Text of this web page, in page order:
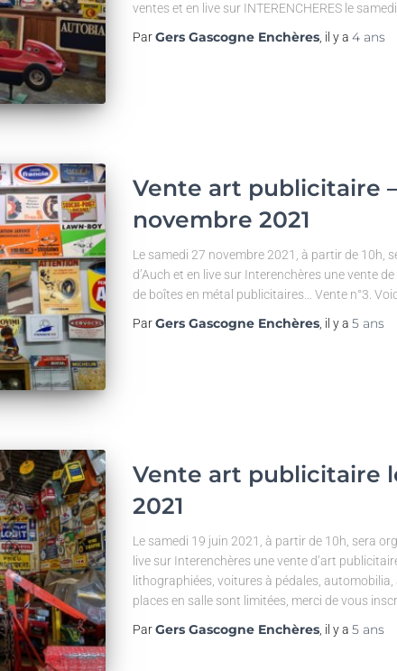
ventes et en live sur INTERENCHERES le
ParGers Gascogne Enchères, il y a 4 ans
Vente art publicitaire
novembre 2021
Le samedi 27 novembre 2021, à partir de 10h,
d’Auch et en live sur Interenchères une vente
de boîtes en métal publicitaires… Vente n°3.
ParGers Gascogne Enchères, il y a 5 ans
Vente art publicitaire
2021
Le samedi 19 juin 2021, à partir de 10h, sera
live sur Interenchères une vente d’art
lithographiées, voitures à pédales,
places en salle sont limitées, merci de vous
ParGers Gascogne Enchères, il y a 5 ans